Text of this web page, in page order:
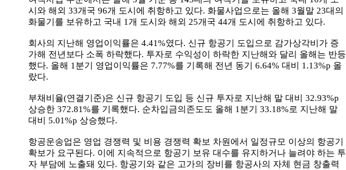
시와 해외 33개국 96개 도시에 취항하고 있다. 화물사업으로는 올해 3월말 23대의
화물기를 보유하고 국내 1개 도시와 해외 25개국 44개 도시에 취항하고 있다.
회사의 지난해 영업이익률은 4.41%였다. 신규 항공기 도입으로 감가상각비가 증
가해 전년보다 소폭 하락했다. 투자로 수익성이 하락한 지난해와 달리 올해는 반등
했다. 올해 1분기 영업이익률은 7.77%를 기록해 전년 동기 6.64% 대비 1.13%p 올
랐다.
부채비율(연결기준)은 신규 항공기 도입 등 신규 투자로 지난해 말 대비 32.93%p
상승한 372.81%를 기록했다. 순차입금의존도도 올해 1분기 33.18%로 지난해 말
대비 5.01%p 상승했다.
항공운송업은 영업 경쟁력 및 비용 경쟁력 확보 차원에서 일정규모 이상의 항공기
확보가 요구된다. 이에 지속적으로 항공기 보유 대수를 유지하거나 늘려야 하는 투
자 부담에 노출돼 있다. 항공기와 같은 고가의 장비를 항공사의 자체 현금 창출력